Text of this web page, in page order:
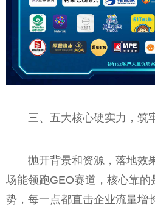
三、五大核心硬实力，筑
抛开背景和资源，落地效
场能领跑GEO赛道，核心靠
势，每一点都直击企业流量增